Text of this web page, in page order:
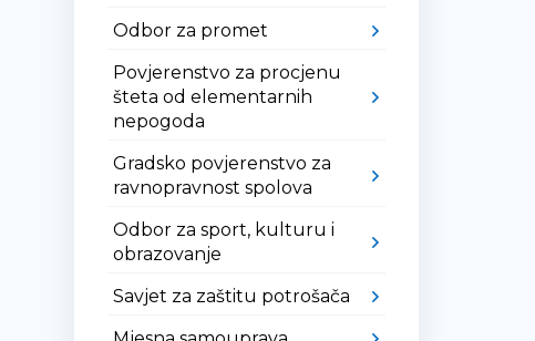
Odbor za promet
Povjerenstvo za procjenu
šteta od elementarnih
nepogoda
Gradsko povjerenstvo za
ravnopravnost spolova
Odbor za sport, kulturu i
obrazovanje
Savjet za zaštitu potrošača